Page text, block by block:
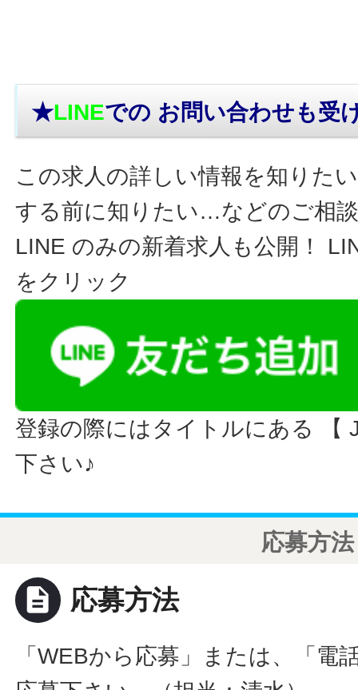
★LINEでの お問い合わせも受
この求人の詳しい情報を知りた
する前に知りたい…などのご相
LINE のみの新着求人も公開！
をクリック
登録の際にはタイトルにある 【
下さい♪
応募方法
description 応募方法
「WEBから応募」または、「電